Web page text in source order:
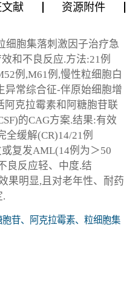
献 资源附件
细胞集落刺激因子治疗急
和不良反应.方法:21例
例,M61例,慢性粒细胞白
异常综合征-伴原始细胞增
阿克拉霉素和阿糖胞苷联
的CAG方案.结果:有效
全缓解(CR)14/21例
复发AML(14例为＞50
良反应轻、中度.结
果明显,且对老年性、耐药
.
苷、阿克拉霉素、粒细胞集